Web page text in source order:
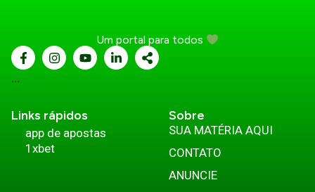
Um portal para todos
...
Links rápidos
app de apostas
1xbet
Sobre
SUA MATÉRIA AQUI
CONTATO
ANUNCIE